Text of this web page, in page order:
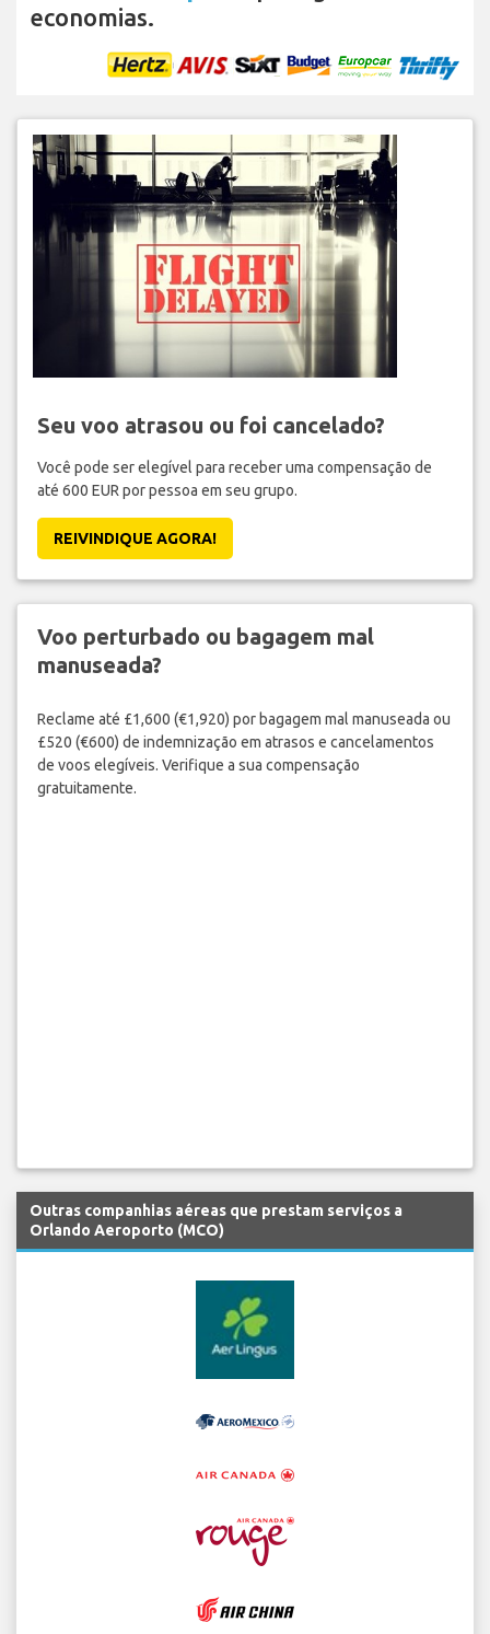
economias.
Seu voo atrasou ou foi cancelado?
Você pode ser elegível para receber uma compensação de
até 600 EUR por pessoa em seu grupo.
REIVINDIQUE AGORA!
Voo perturbado ou bagagem mal
manuseada?
Reclame até £1,600 (€1,920) por bagagem mal manuseada ou
£520 (€600) de indemnização em atrasos e cancelamentos
de voos elegíveis. Verifique a sua compensação
gratuitamente.
Outras companhias aéreas que prestam serviços a
Orlando Aeroporto (MCO)